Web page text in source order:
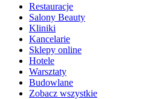
Restauracje
Salony Beauty
Kliniki
Kancelarie
Sklepy online
Hotele
Warsztaty
Budowlane
Zobacz wszystkie